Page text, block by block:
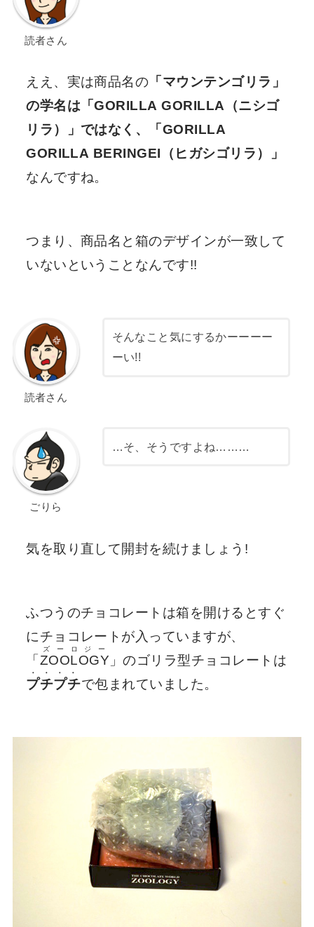
読者さん
ええ、実は商品名の 「マウンテンゴリラ」
の学名は「GORILLA GORILLA（ニシゴ
リラ）」ではなく、「GORILLA
GORILLA BERINGEI（ヒガシゴリラ）」
なんですね。
つまり、 商品名と箱のデザインが一致して
いない ということなんです!!
読者さん
そんなこと気にするかーーーー
ーい!!
ごりら
…そ、そうですよね………
気を取り直して開封を続けましょう!
ふつうのチョコレートは箱を開けるとすぐ
にチョコレートが入っていますが、
「 ZOOLOGY
ズーロジー
」のゴリラ型チョコレートは
プチプチ
・・・・
で包まれていました。